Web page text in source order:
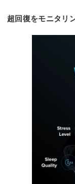
超回復をモニタリ